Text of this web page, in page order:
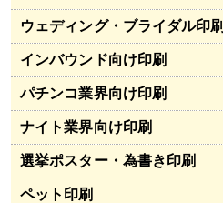
ウェディング・ブライダル印刷
インバウンド向け印刷
パチンコ業界向け印刷
ナイト業界向け印刷
選挙ポスター・為書き印刷
ペット印刷